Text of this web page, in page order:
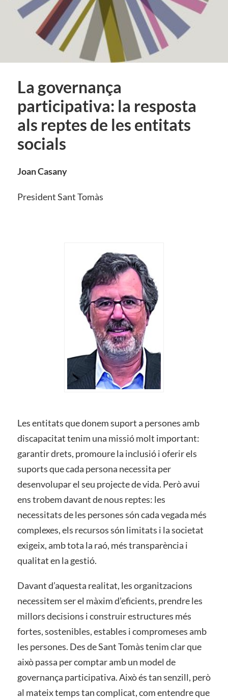
La governança
participativa: la resposta
als reptes de les entitats
socials
Joan Casany
President Sant Tomàs
Les entitats que donem suport a persones amb
discapacitat tenim una missió molt important:
garantir drets, promoure la inclusió i oferir els
suports que cada persona necessita per
desenvolupar el seu projecte de vida. Però avui
ens trobem davant de nous reptes: les
necessitats de les persones són cada vegada més
complexes, els recursos són limitats i la societat
exigeix, amb tota la raó, més transparència i
qualitat en la gestió.
Davant d’aquesta realitat, les organitzacions
necessitem ser el màxim d’eficients, prendre les
millors decisions i construir estructures més
fortes, sostenibles, estables i compromeses amb
les persones. Des de Sant Tomàs tenim clar que
això passa per comptar amb un model de
governança participativa. Això és tan senzill, però
al mateix temps tan complicat, com entendre que